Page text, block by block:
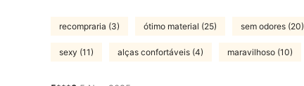
recompraria (3) ótimo material (25) sem odores (20)
sexy (11) alças confortáveis (4) maravilhoso (10)